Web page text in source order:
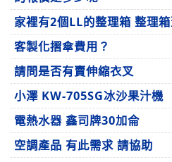
家裡有2個LL的整理箱 整理
客製化摺傘費用？
請問是否有賣伸縮衣叉
小澤 KW-705SG冰沙果汁機
電熱水器 鑫司牌30加侖
空調產品 有此需求 請協助